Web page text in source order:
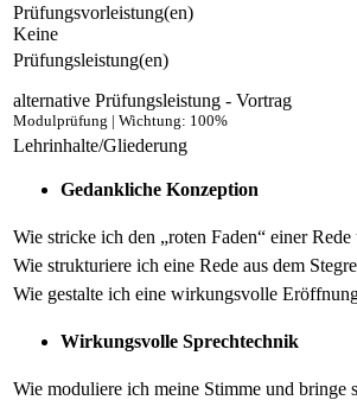
Prüfungsvorleistung(en)
Keine
Prüfungsleistung(en)
alternative Prüfungsleistung - Vortrag
Modulprüfung | Wichtung: 100%
Lehrinhalte/Gliederung
Gedankliche Konzeption
Wie stricke ich den „roten Faden“ einer
Wie strukturiere ich eine Rede aus dem
Wie gestalte ich eine wirkungsvolle
Wirkungsvolle Sprechtechnik
Wie moduliere ich meine Stimme und